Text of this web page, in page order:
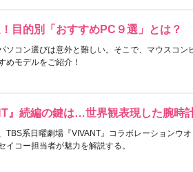
目的別「おすすめPC９選」とは？
ソコン選びは意外と難しい。そこで、マウスコン
めモデルをご紹介！
』続編の鍵は…世界観表現した腕時
TBS系日曜劇場『VIVANT』コラボレーションウ
イコー担当者が魅力を解説する。